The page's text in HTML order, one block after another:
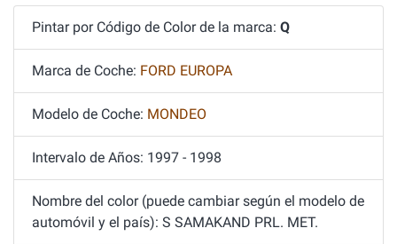
Pintar por Código de Color de la marca: Q
Marca de Coche: FORD EUROPA
Modelo de Coche: MONDEO
Intervalo de Años: 1997 - 1998
Nombre del color (puede cambiar según el modelo de
automóvil y el país): S SAMAKAND PRL. MET.